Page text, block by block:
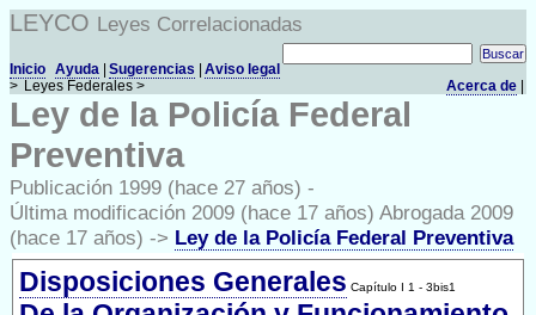
LEYCO Leyes Correlacionadas
Aviso legal
Sugerencias
Ayuda
Acerca de
Inicio
> Leyes Federales >
Ley de la Policía Federal
Preventiva
Publicación 1999 (hace 27 años) -
Última modificación 2009 (hace 17 años) Abrogada 2009
(hace 17 años) -> Ley de la Policía Federal Preventiva
Disposiciones Generales Capítulo I 1 - 3bis1